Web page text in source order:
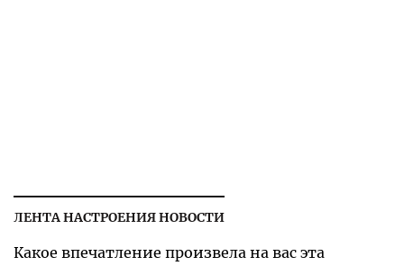
ЛЕНТА НАСТРОЕНИЯ НОВОСТИ
Какое впечатление произвела на вас эта